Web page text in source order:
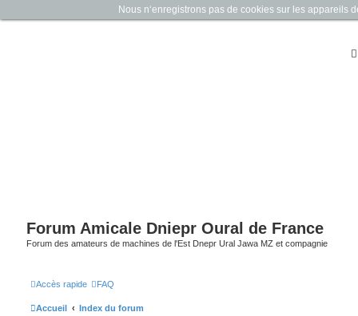
Nous n‘enregistrons pas de cookies sur les appareils
Forum Amicale Dniepr Oural de France
Forum des amateurs de machines de l'Est Dnepr Ural Jawa MZ et compagnie
Accès rapide FAQ
Accueil Index du forum